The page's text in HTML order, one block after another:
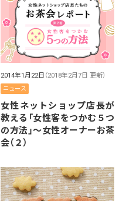
2014年1月22日 （2018年2月7日 更新）
ニュース
女性ネットショップ店長が
教える「女性客をつかむ５つ
の方法」～女性オーナーお茶
会（２）